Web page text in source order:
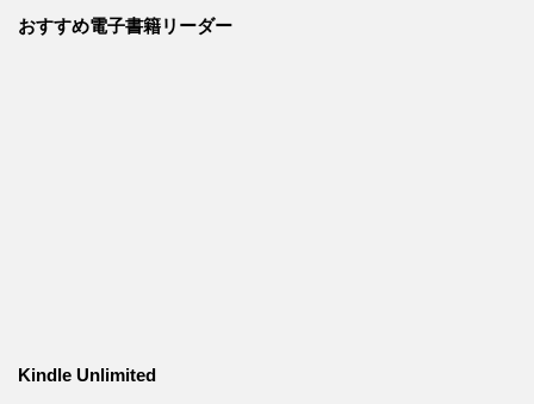
おすすめ電子書籍リーダー
Kindle Unlimited